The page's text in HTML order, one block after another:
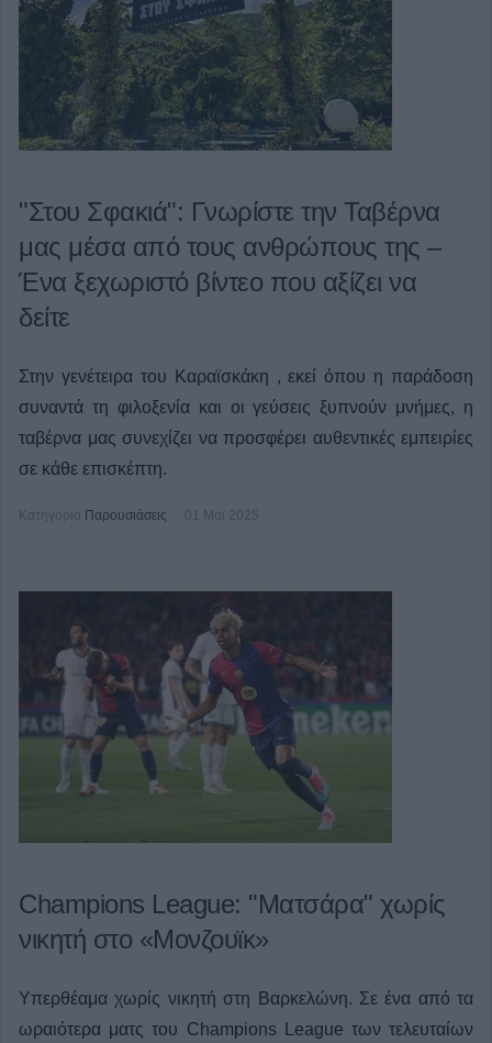
"Στου Σφακιά": Γνωρίστε την Ταβέρνα
μας μέσα από τους ανθρώπους της –
Ένα ξεχωριστό βίντεο που αξίζει να
δείτε
Στην γενέτειρα του Καραϊσκάκη , εκεί όπου η παράδοση
συναντά τη φιλοξενία και οι γεύσεις ξυπνούν μνήμες, η
ταβέρνα μας συνεχίζει να προσφέρει αυθεντικές εμπειρίες
σε κάθε επισκέπτη.
Κατηγορία Παρουσιάσεις 01 Μαϊ 2025
Champions League: "Ματσάρα" χωρίς
νικητή στο «Μονζουϊκ»
Υπερθέαμα χωρίς νικητή στη Βαρκελώνη. Σε ένα από τα
ωραιότερα ματς του Champions League των τελευταίων